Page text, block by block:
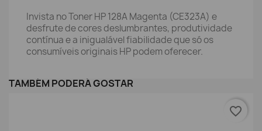
Invista no Toner HP 128A Magenta (CE323A) e
desfrute de cores deslumbrantes, produtividade
contínua e a inigualável fiabilidade que só os
consumíveis originais HP podem oferecer.
TAMBÉM PODERÁ GOSTAR
favorite_border